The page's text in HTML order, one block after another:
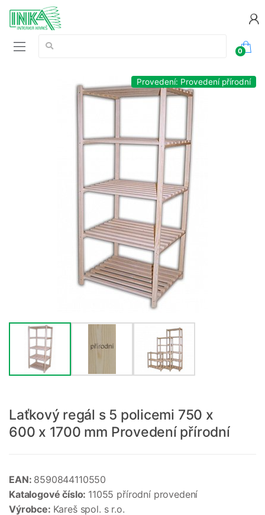
Vyhledávání:
0
Provedení: Provedení přírodní
Laťkový regál s 5 policemi 750 x
600 x 1700 mm Provedení přírodní
EAN: 8590844110550
Katalogové číslo: 11055 přírodní provedení
Výrobce: Kareš spol. s r.o.